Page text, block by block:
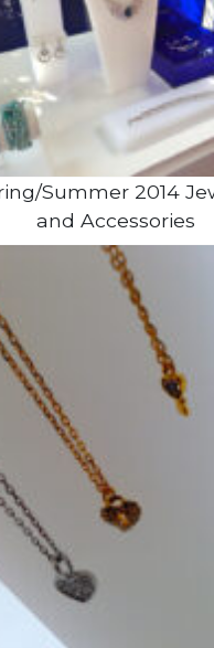
Summer 2014
and Accessories